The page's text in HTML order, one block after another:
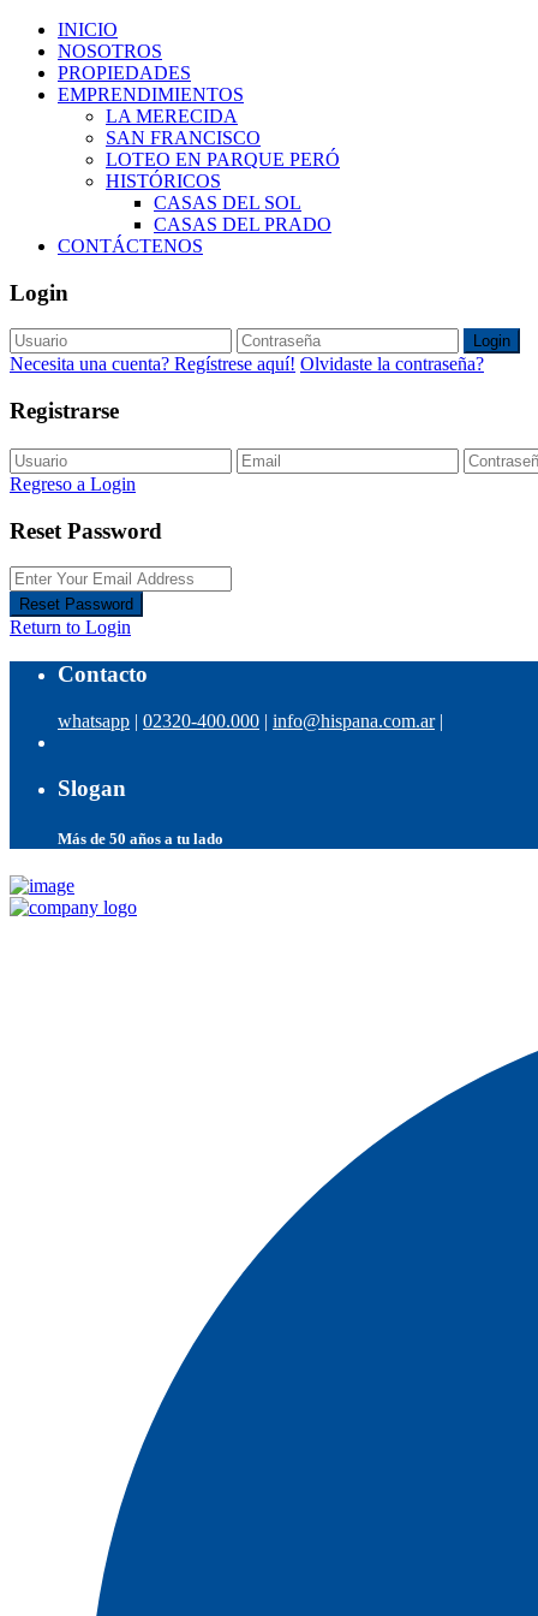
INICIO
NOSOTROS
PROPIEDADES
EMPRENDIMIENTOS
LA MERECIDA
SAN FRANCISCO
LOTEO EN PARQUE PERÓ
HISTÓRICOS
CASAS DEL SOL
CASAS DEL PRADO
CONTÁCTENOS
Login
Login
Necesita una cuenta? Regístrese aquí! Olvidaste la contraseña?
Registrarse
Regreso a Login
Reset Password
Reset Password
Return to Login
Contacto
whatsapp | 02320-400.000 | info@hispana.com.ar|
Slogan
Más de 50 años a tu lado